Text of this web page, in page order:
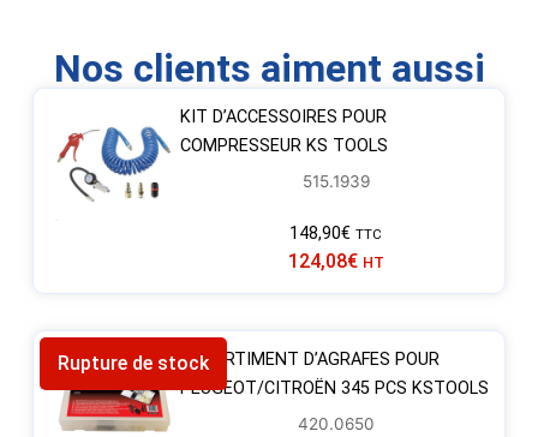
Nos clients aiment aussi
KIT D’ACCESSOIRES POUR
COMPRESSEUR KS TOOLS
515.1939
148,90€ TTC
124,08€ HT
Rupture de stockASSORTIMENT D’AGRAFES POUR
PEUGEOT/CITROËN 345 PCS KSTOOLS
420.0650